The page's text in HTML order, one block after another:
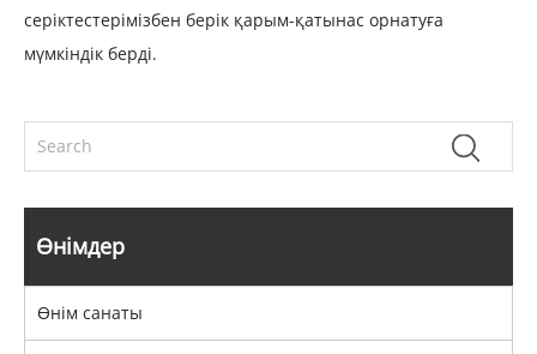
серіктестерімізбен берік қарым-қатынас орнатуға
мүмкіндік берді.
Өнімдер
Өнім санаты